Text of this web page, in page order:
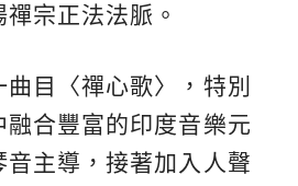
宗正法法脈。
目〈禪心歌〉，特別
合豐富的印度音樂元
音主導，接著加入人聲